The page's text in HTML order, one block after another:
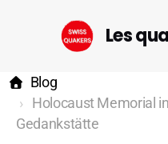
Les
Blog
Holocaust Memorial
Gedankstätte